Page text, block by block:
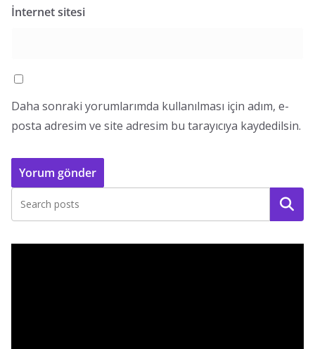
İnternet sitesi
Daha sonraki yorumlarımda kullanılması için adım, e-
posta adresim ve site adresim bu tarayıcıya kaydedilsin.
Ara